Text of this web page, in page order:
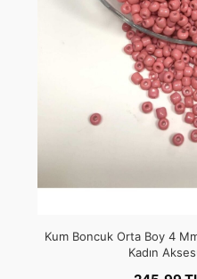
Kum Boncuk Orta Boy 4
Kadın